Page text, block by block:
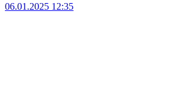
06.01.2025 12:35